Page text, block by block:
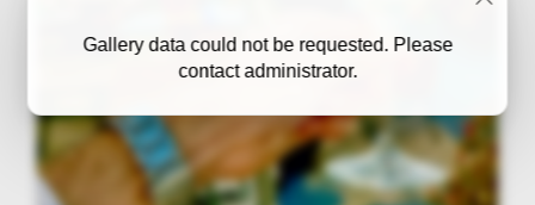
Gallery data could not be requested. Please
contact administrator.